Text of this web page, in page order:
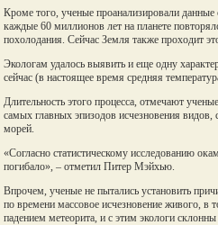
Кроме того, ученые проанализировали
каждые 60 миллионов лет на планете
похолодания. Сейчас Земля также проходит
Экологам удалось выявить и еще одну
сейчас (в настоящее время средняя
Длительность этого процесса, отмечают
самых главных эпизодов исчезновения видов,
морей.
«Согласно статистическому исследованию
погибало», – отметил Питер Мэйхью.
Впрочем, ученые не пытались установить
по времени массовое исчезновение живого, в
падением метеорита, и с этим экологи склонны